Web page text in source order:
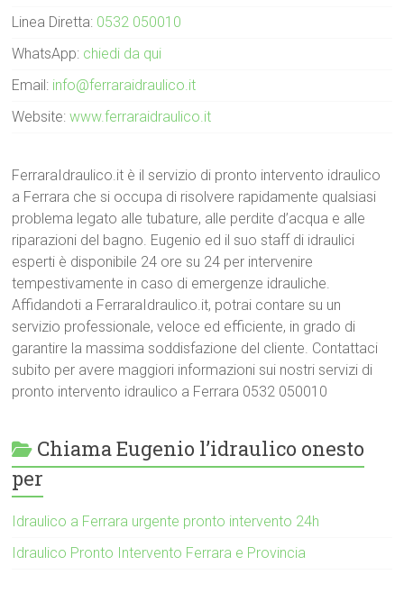
Linea Diretta: 0532 050010
WhatsApp: chiedi da qui
Email: info@ferraraidraulico.it
Website:www.ferraraidraulico.it
FerraraIdraulico.it è il servizio di pronto intervento idraulico
a Ferrara che si occupa di risolvere rapidamente qualsiasi
problema legato alle tubature, alle perdite d’acqua e alle
riparazioni del bagno. Eugenio ed il suo staff di idraulici
esperti è disponibile 24 ore su 24 per intervenire
tempestivamente in caso di emergenze idrauliche.
Affidandoti a FerraraIdraulico.it, potrai contare su un
servizio professionale, veloce ed efficiente, in grado di
garantire la massima soddisfazione del cliente. Contattaci
subito per avere maggiori informazioni sui nostri servizi di
pronto intervento idraulico a Ferrara 0532 050010
Chiama Eugenio l’idraulico onesto
per
Idraulico a Ferrara urgente pronto intervento 24h
Idraulico Pronto Intervento Ferrara e Provincia